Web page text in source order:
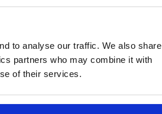
to analyse our traffic. We also share
partners who may combine it with
of their services.